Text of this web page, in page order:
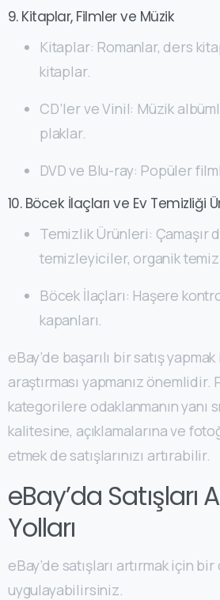
9. Kitaplar, Filmler ve Müzik
Kitaplar: Romanlar, ders
kitaplar.
CD’ler ve Vinil: Müzik
plaklar.
DVD ve Blu-ray: Popüler
10. Böcek İlaçları ve Ev Temizliği
Temizlik Ürünleri: Çamaşır
temizleyiciler, organik
Böcek İlaçları: Haşere
kapanları.
eBay’de başarılı bir satış
araştırması yapmanız önemlidir.
kategorilere odaklanmanın yanı
kalitesine, açıklamalarına ve
etmek de satışlarınızı artırabilir.
eBay’da Satışları
Yolları
eBay’de satışları artırmak için
uygulayabilirsiniz.